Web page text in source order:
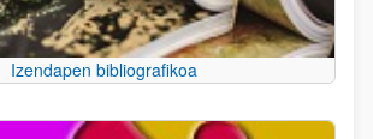
Izendapen bibliografikoa